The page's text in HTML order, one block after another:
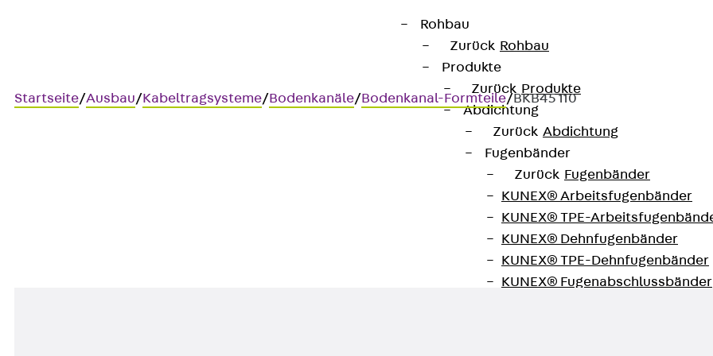
Rohbau
Zurück Rohbau
Produkte
Zurück Produkte
Abdichtung
Zurück Abdichtung
Fugenbänder
Zurück Fugenbänder
KUNEX® Arbeitsfugenbänder
KUNEX® TPE-
KUNEX® Dehnfugenbänder
KUNEX® TPE-Dehnfugenbänder
KUNEX® Fugenabschlussbänder
Startseite/Ausbau/Kabeltragsysteme/Bodenkanäle/Bodenkanal-Formteile/BKB45 110